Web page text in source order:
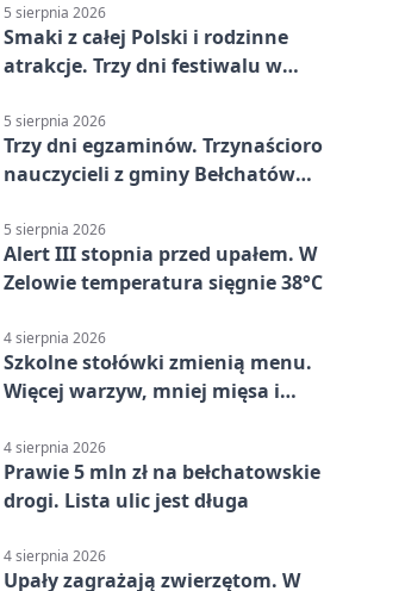
5 sierpnia 2026
Smaki z całej Polski i rodzinne
atrakcje. Trzy dni festiwalu w
5 sierpnia 2026
Trzy dni egzaminów. Trzynaścioro
nauczycieli z gminy Bełchatów
5 sierpnia 2026
Alert III stopnia przed upałem. W
Zelowie temperatura sięgnie 38°C
4 sierpnia 2026
Szkolne stołówki zmienią menu.
Więcej warzyw, mniej mięsa i
4 sierpnia 2026
Prawie 5 mln zł na bełchatowskie
drogi. Lista ulic jest długa
4 sierpnia 2026
Upały zagrażają zwierzętom. W